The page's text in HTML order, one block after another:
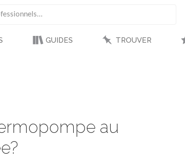
GUIDES TROUVER
au